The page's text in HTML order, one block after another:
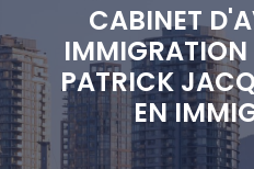
CABINET
PATRICK
EN